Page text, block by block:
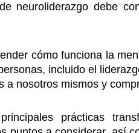
debe
cómo funciona la
incluido el
nosotros mismos y
prácticas